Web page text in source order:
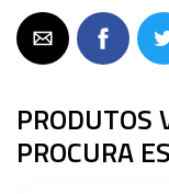
PRODUTOS
PROCURA